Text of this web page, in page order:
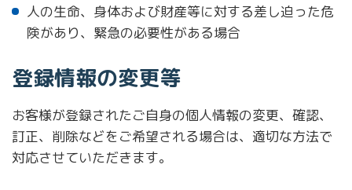
人の生命、身体および財産等に対する差し迫った危
険があり、緊急の必要性がある場合
登録情報の変更等
お客様が登録されたご自身の個人情報の変更、確認、
訂正、削除などをご希望される場合は、適切な方法で
対応させていただきます。